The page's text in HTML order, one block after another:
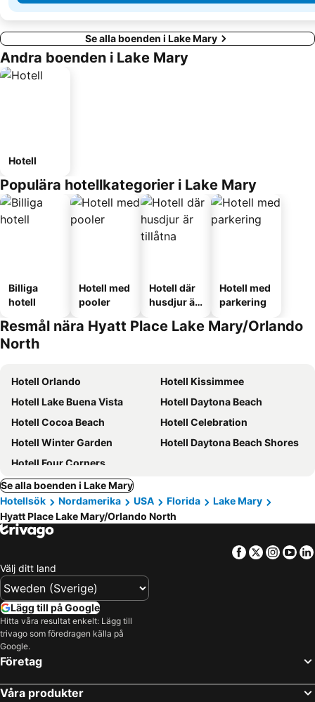
Se alla boenden i Lake Mary
Andra boenden i Lake Mary
Hotell
Populära hotellkategorier i Lake Mary
Billiga
hotell
Hotell med
pooler
Hotell där
husdjur är
Hotell med
parkering
Resmål nära Hyatt Place Lake Mary/Orlando
North
Hotell Orlando
Hotell Kissimmee
Hotell Lake Buena Vista
Hotell Daytona Beach
Hotell Cocoa Beach
Hotell Celebration
Hotell Winter Garden
Hotell Daytona Beach Shores
Hotell Four Corners
Se alla boenden i Lake Mary
Hotellsök
Nordamerika USA Florida
Lake Mary
Hyatt Place Lake Mary/Orlando North
Facebook
Twitter
Välj ditt land
Lägg till på Google
Hitta våra resultat enkelt: Lägg till
trivago som föredragen källa på
Google.
Företag
Våra produkter